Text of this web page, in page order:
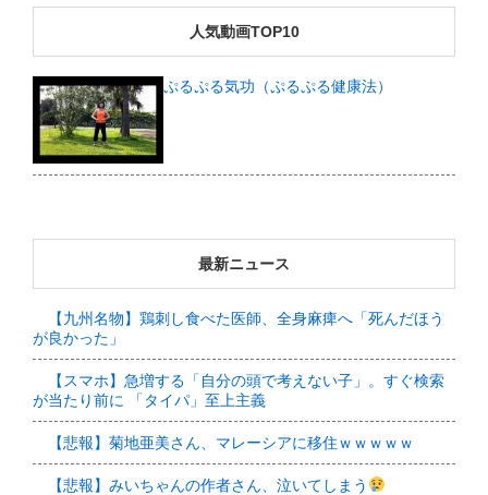
人気動画TOP10
ぷるぷる気功（ぷるぷる健康法）
最新ニュース
【九州名物】鶏刺し食べた医師、全身麻痺へ「死んだほう
が良かった」
【スマホ】急増する「自分の頭で考えない子」。すぐ検索
が当たり前に 「タイパ」至上主義
【悲報】菊地亜美さん、マレーシアに移住ｗｗｗｗｗ
【悲報】みいちゃんの作者さん、泣いてしまう